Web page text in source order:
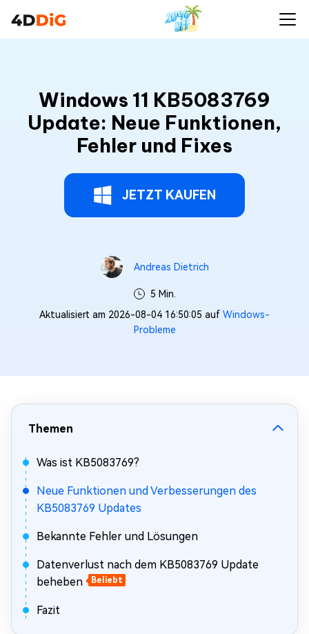
Windows 11 KB5083769
Update: Neue Funktionen,
Fehler und Fixes
JETZT KAUFEN
Andreas Dietrich
5 Min.
Aktualisiert am 2026-08-04 16:50:05 auf Windows-
Probleme
Themen
Was ist KB5083769?
Neue Funktionen und Verbesserungen des
KB5083769 Updates
Bekannte Fehler und Lösungen
Datenverlust nach dem KB5083769 Update
beheben
Beliebt
Fazit